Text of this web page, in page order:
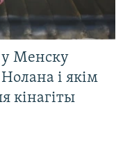
у Менску
і якім
кінагіты